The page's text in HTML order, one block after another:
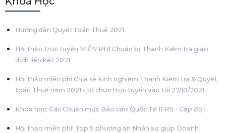
Hướng dẫn Quyết toán Thuế 2021
Hội thảo trực tuyến MIỄN PHÍ Chuẩn bị Thanh Kiểm tra giao
dịch liên kết 2021
Hội thảo miễn phí Chia sẻ kinh nghiệm Thanh Kiểm tra & Quyết
toán Thuế năm 2021 - tổ chức trực tuyến vào tối 27/10/2021.
Khóa học: Các Chuẩn mực Báo cáo Quốc Tế IFRS - Cấp độ 1
Hội thảo miễn phí: Top 5 phương án Nhân sự giúp Doanh